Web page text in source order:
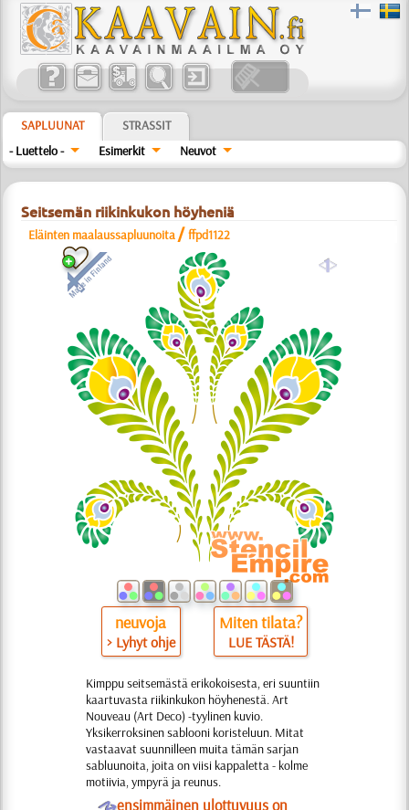
SAPLUUNAT
STRASSIT
- Luettelo -
Esimerkit Neuvot
Seitsemän riikinkukon höyheniä
Eläinten maalaussapluunoita /ffpd1122
a
neuvoja
> Lyhyt ohje
Miten tilata?
LUE TÄSTÄ!
Kimppu seitsemästä erikokoisesta, eri suuntiin
kaartuvasta riikinkukon höyhenestä. Art
Nouveau (Art Deco) -tyylinen kuvio.
Yksikerroksinen sablooni koristeluun. Mitat
vastaavat suunnilleen muita tämän sarjan
sabluunoita, joita on viisi kappaletta - kolme
motiivia, ympyrä ja reunus.
Oensimmäinen ulottuvuus on